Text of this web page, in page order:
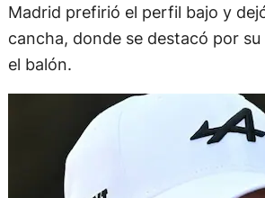
Madrid prefirió el perfil bajo y
cancha, donde se destacó por
el balón.